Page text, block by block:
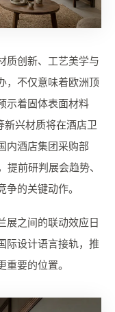
质创新、工艺美学与
，不仅意味着欧洲顶
示着固体表面材料
新兴材质将在酒店卫
内酒店集团采购部
前研判展会趋势、
的关键动作。
展之间的联动效应日
际设计语言接轨，推
要的位置。